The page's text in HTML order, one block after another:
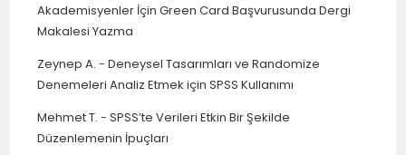
Akademisyenler İçin Green Card Başvurusunda Dergi
Makalesi Yazma
Zeynep A. -Deneysel Tasarımları ve Randomize
Denemeleri Analiz Etmek için SPSS Kullanımı
Mehmet T. -SPSS’te Verileri Etkin Bir Şekilde
Düzenlemenin İpuçları